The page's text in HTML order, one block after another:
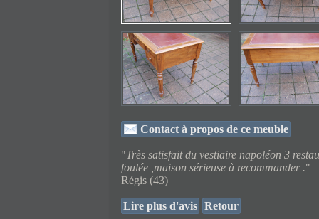
Contact à propos de ce meuble
"Très satisfait du vestiaire napoléon 3
foulée ,maison sérieuse à recommander ."
Régis (43)
Lire plus d'avis Retour